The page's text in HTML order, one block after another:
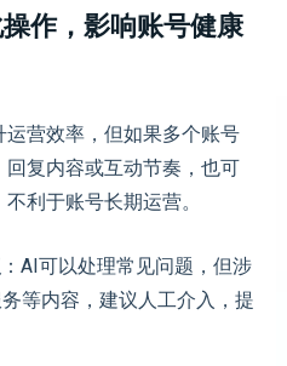
作，影响账号健康
营效率，但如果多个账号
复内容或互动节奏，也可
利于账号长期运营。
：AI可以处理常见问题，但涉
等内容，建议人工介入，提